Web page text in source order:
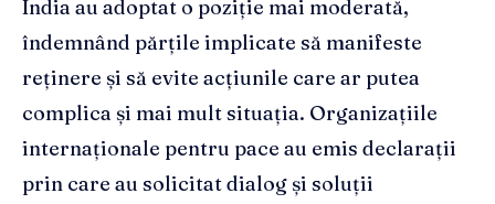
India au adoptat o poziție mai moderată,
îndemnând părțile implicate să manifeste
reținere și să evite acțiunile care ar putea
complica și mai mult situația. Organizațiile
internaționale pentru pace au emis declarații
prin care au solicitat dialog și soluții